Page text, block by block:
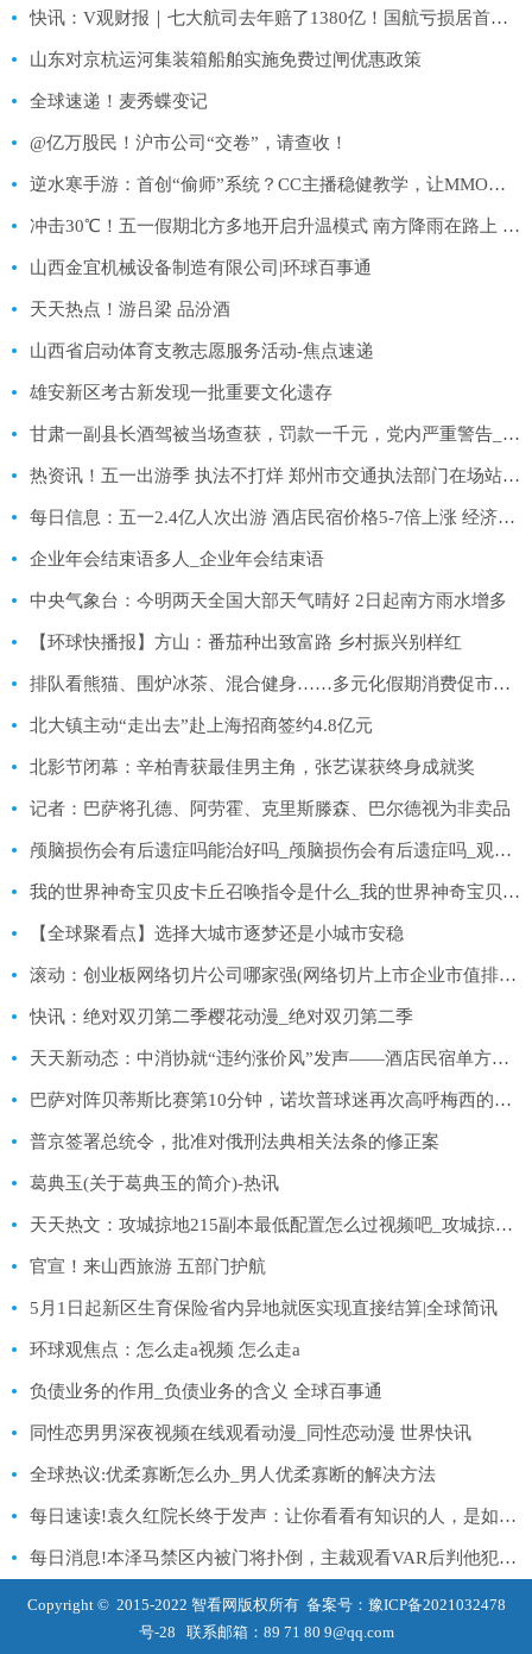
快讯：V观财报｜七大航司去年赔了1380亿！国航亏损居首，股价涨幅却最大
山东对京杭运河集装箱船舶实施免费过闸优惠政策
全球速递！麦秀蝶变记
@亿万股民！沪市公司“交卷”，请查收！
逆水寒手游：首创“偷师”系统？CC主播稳健教学，让MMO再次伟大
冲击30℃！五一假期北方多地开启升温模式 南方降雨在路上 世界快消息
山西金宜机械设备制造有限公司|环球百事通
天天热点！游吕梁 品汾酒
山西省启动体育支教志愿服务活动-焦点速递
雄安新区考古新发现一批重要文化遗存
甘肃一副县长酒驾被当场查获，罚款一千元，党内严重警告_焦点速讯
热资讯！五一出游季 执法不打烊 郑州市交通执法部门在场站景区周边开展联合执法
每日信息：五一2.4亿人次出游 酒店民宿价格5-7倍上涨 经济日报：违约应赔偿
企业年会结束语多人_企业年会结束语
中央气象台：今明两天全国大部天气晴好 2日起南方雨水增多
【环球快播报】方山：番茄种出致富路 乡村振兴别样红
排队看熊猫、围炉冰茶、混合健身……多元化假期消费促市场升级
北大镇主动“走出去”赴上海招商签约4.8亿元
北影节闭幕：辛柏青获最佳男主角，张艺谋获终身成就奖
记者：巴萨将孔德、阿劳霍、克里斯滕森、巴尔德视为非卖品
颅脑损伤会有后遗症吗能治好吗_颅脑损伤会有后遗症吗_观焦点
我的世界神奇宝贝皮卡丘召唤指令是什么_我的世界神奇宝贝皮卡丘召唤指令
【全球聚看点】选择大城市逐梦还是小城市安稳
滚动：创业板网络切片公司哪家强(网络切片上市企业市值排名)
快讯：绝对双刃第二季樱花动漫_绝对双刃第二季
天天新动态：中消协就“违约涨价风”发声——酒店民宿单方违约应依法赔偿
巴萨对阵贝蒂斯比赛第10分钟，诺坎普球迷再次高呼梅西的名字
普京签署总统令，批准对俄刑法典相关法条的修正案
葛典玉(关于葛典玉的简介)-热讯
天天热文：攻城掠地215副本最低配置怎么过视频吧_攻城掠地215副本怎么过
官宣！来山西旅游 五部门护航
5月1日起新区生育保险省内异地就医实现直接结算|全球简讯
环球观焦点：怎么走a视频 怎么走a
负债业务的作用_负债业务的含义 全球百事通
同性恋男男深夜视频在线观看动漫_同性恋动漫 世界快讯
全球热议:优柔寡断怎么办_男人优柔寡断的解决方法
每日速读!袁久红院长终于发声：让你看看有知识的人，是如何硬刚的！
每日消息!本泽马禁区内被门将扑倒，主裁观看VAR后判他犯规在先取消点球
Copyright © 2015-2022 智看网版权所有 备案号： 豫ICP备2021032478
号-28 联系邮箱：89 71 80 9@qq.com